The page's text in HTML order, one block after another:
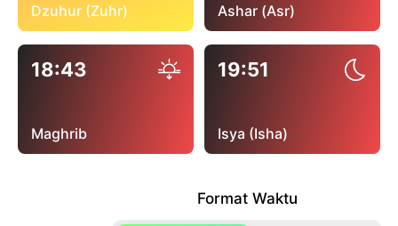
Dzuhur (Zuhr) Ashar (Asr)
18:43
Maghrib
19:51
Isya (Isha)
Format Waktu